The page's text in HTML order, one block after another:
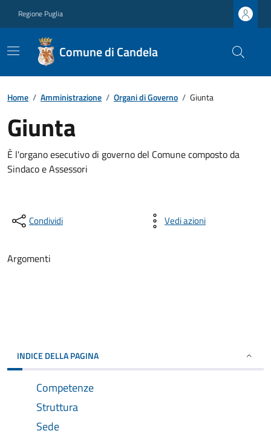
Regione Puglia
Comune di Candela
Home / Amministrazione / Organi di Governo / Giunta
Giunta
È l'organo esecutivo di governo del Comune composto da
Sindaco e Assessori
Condividi Vedi azioni
Argomenti
INDICE DELLA PAGINA
Competenze
Struttura
Sede